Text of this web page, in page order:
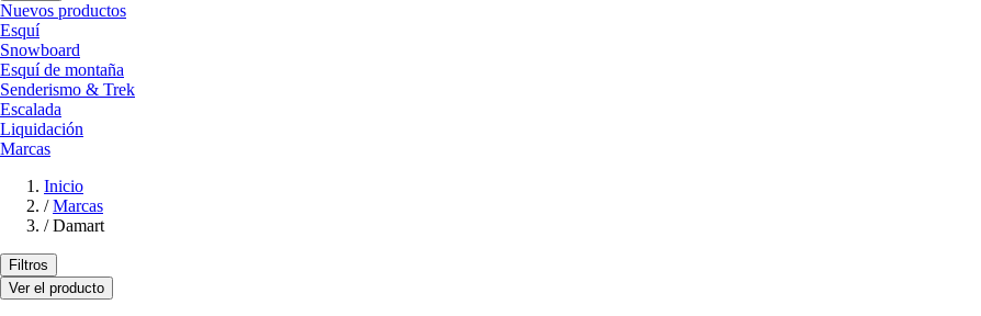
Nuevos productos
Esquí
Snowboard
Esquí de montaña
Senderismo & Trek
Escalada
Liquidación
Marcas
Inicio
/ Marcas
/ Damart
Filtros
Ver el producto